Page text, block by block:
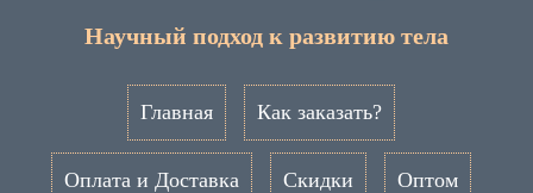
Научный подход к развитию тела
Главная Как заказать?
Оплата и Доставка Скидки Оптом